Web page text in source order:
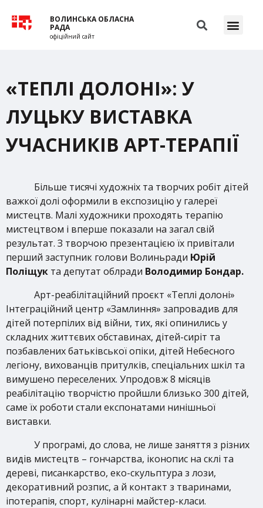
ВОЛИНСЬКА ОБЛАСНА
РАДА
офіційний сайт
«ТЕПЛІ ДОЛОНІ»: У
ЛУЦЬКУ ВИСТАВКА
УЧАСНИКІВ АРТ-ТЕРАПІЇ
Більше тисячі художніх та творчих робіт дітей
важкої долі оформили в експозицію у галереї
мистецтв. Малі художники проходять терапію
мистецтвом і вперше показали на загал свій
результат. З творчою презентацією їх привітали
перший заступник голови Волиньради Юрій
Поліщук та депутат облради Володимир Бондар.
Арт-реабілітаційний проєкт «Теплі долоні»
Інтеграційний центр «Замлиння» запровадив для
дітей потерпілих від війни, тих, які опинились у
складних життєвих обставинах, дітей-сиріт та
позбавлених батьківської опіки, дітей Небесного
легіону, вихованців притулків, спеціальних шкіл та
вимушено переселених. Упродовж 8 місяців
реабілітацію творчістю пройшли близько 300 дітей,
саме їх роботи стали експонатами нинішньої
виставки.
У програмі, до слова, не лише заняття з різних
видів мистецтв – гончарства, іконопис на склі та
дереві, писанкарство, еко-скульптура з лози,
декоративний розпис, а й контакт з тваринами,
іпотерапія, спорт, кулінарні майстер-класи.